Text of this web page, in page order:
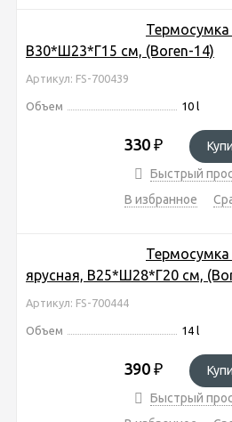
Термосумка
В30*Ш23*Г15 см, (Boren-14)
Артикул: FS-700439
Объем 10 l
330 ₽
Быстрый
В избранное
Термосумка
ярусная, В25*Ш28*Г20 см,
Артикул: FS-700444
Объем 14 l
390 ₽
Быстрый